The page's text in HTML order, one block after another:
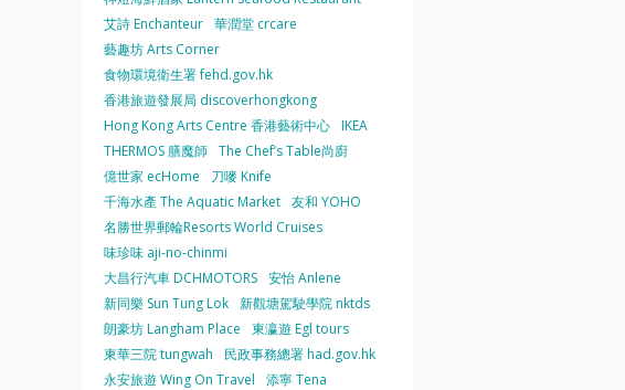
艾詩 Enchanteur 華潤堂 crcare
藝趣坊 Arts Corner
食物環境衛生署 fehd.gov.hk
香港旅遊發展局 discoverhongkong
Hong Kong Arts Centre 香港藝術中心 IKEA
THERMOS 膳魔師 The Chef’s Table尚廚
億世家 ecHome
刀嘜 Knife
千海水產 The Aquatic Market 友和 YOHO
名勝世界郵輪Resorts World Cruises
味珍味 aji-no-chinmi
大昌行汽車 DCHMOTORS 安怡 Anlene
新同樂 Sun Tung Lok 新觀塘駕駛學院 nktds
朗豪坊 Langham Place
東瀛遊 Egl tours
東華三院 tungwah
民政事務總署 had.gov.hk
永安旅遊 Wing On Travel
添寧 Tena